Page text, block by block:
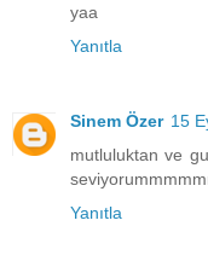
yaa
Yanıtla
Sinem Özer 15
mutluluktan ve
Yanıtla